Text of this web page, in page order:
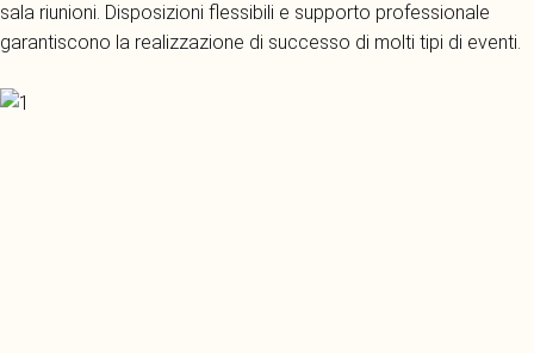
sala riunioni. Disposizioni flessibili e supporto professionale
garantiscono la realizzazione di successo di molti tipi di eventi.